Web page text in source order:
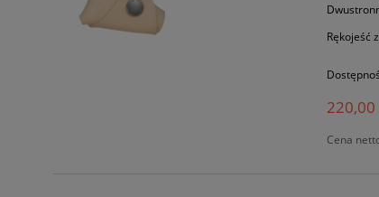
Rękojeść
220,00
Cena